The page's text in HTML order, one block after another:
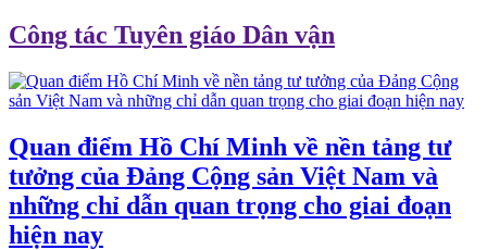
Công tác Tuyên giáo Dân vận
Quan điểm Hồ Chí Minh về nền tảng tư
tưởng của Đảng Cộng sản Việt Nam và
những chỉ dẫn quan trọng cho giai đoạn
hiện nay